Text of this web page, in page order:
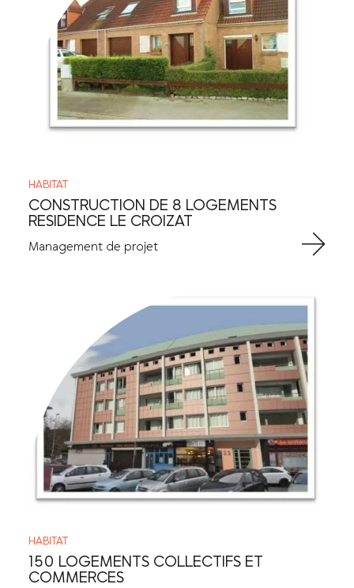
HABITAT
CONSTRUCTION DE 8 LOGEMENTS
RESIDENCE LE CROIZAT
Management de projet
HABITAT
150 LOGEMENTS COLLECTIFS ET
COMMERCES